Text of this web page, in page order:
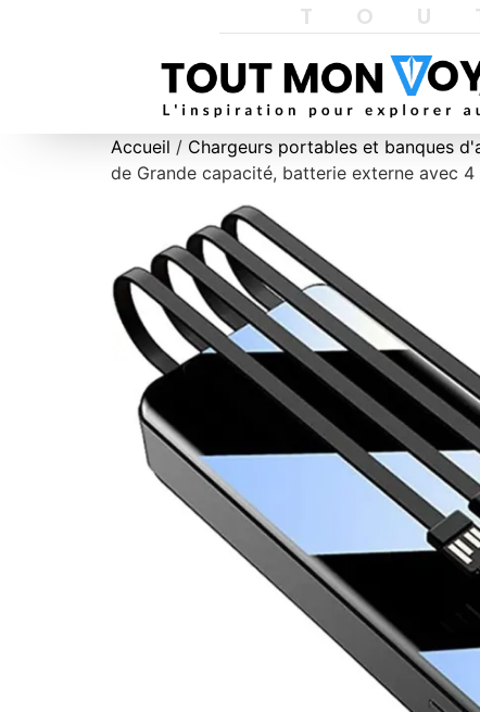
Accueil / Chargeurs portables et banques
de Grande capacité, batterie externe avec